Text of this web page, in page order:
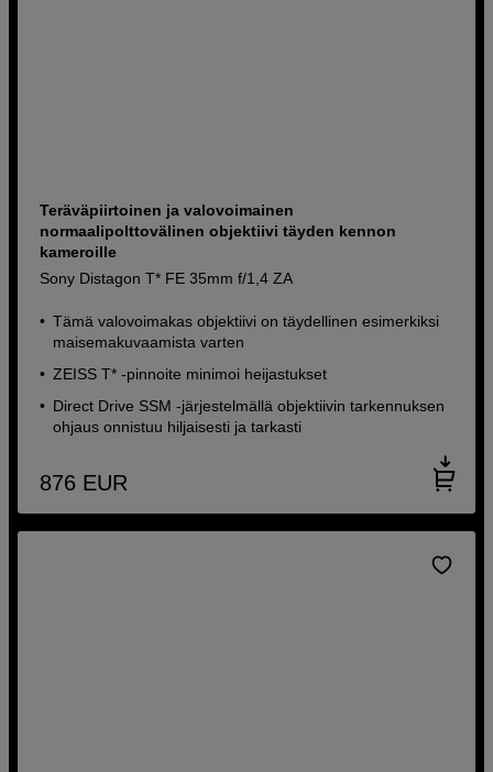
Teräväpiirtoinen ja valovoimainen
normaalipolttovälinen objektiivi täyden kennon
kameroille
Sony Distagon T* FE 35mm f/1,4 ZA
Tämä valovoimakas objektiivi on täydellinen esimerkiksi
maisemakuvaamista varten
ZEISS T* -pinnoite minimoi heijastukset
Direct Drive SSM ‑järjestelmällä objektiivin tarkennuksen
ohjaus onnistuu hiljaisesti ja tarkasti
876 EUR